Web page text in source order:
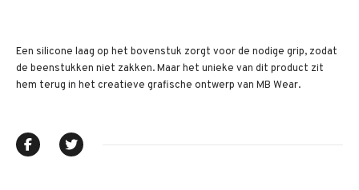
Een silicone laag op het bovenstuk zorgt voor de nodige grip, zodat
de beenstukken niet zakken. Maar het unieke van dit product zit
hem terug in het creatieve grafische ontwerp van MB Wear.